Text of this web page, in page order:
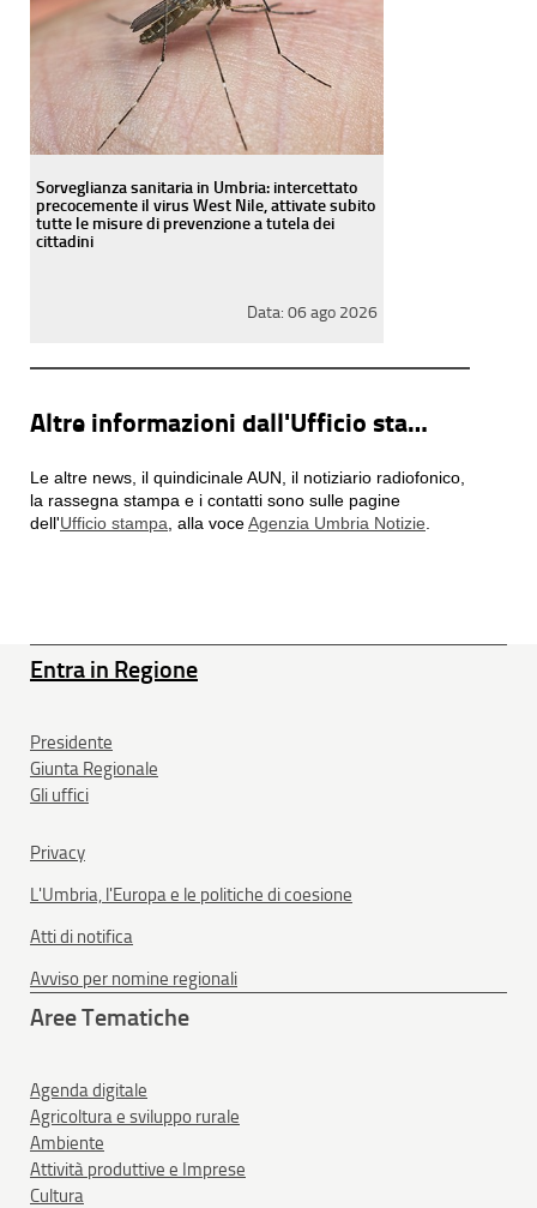
Sorveglianza sanitaria in Umbria: intercettato
precocemente il virus West Nile, attivate subito
tutte le misure di prevenzione a tutela dei
cittadini
Data: 06 ago 2026
Altre informazioni dall'Ufficio stampa
Le altre news, il quindicinale AUN, il notiziario radiofonico,
la rassegna stampa e i contatti sono sulle pagine
dell'Ufficio stampa , alla voceAgenzia Umbria Notizie
Entra in Regione
Presidente
Giunta Regionale
Gli uffici
Privacy
L'Umbria, l'Europa e le politiche di coesione
Atti di notifica
Avviso per nomine regionali
Aree Tematiche
Agenda digitale
Agricoltura e sviluppo rurale
Ambiente
Attività produttive e Imprese
Cultura